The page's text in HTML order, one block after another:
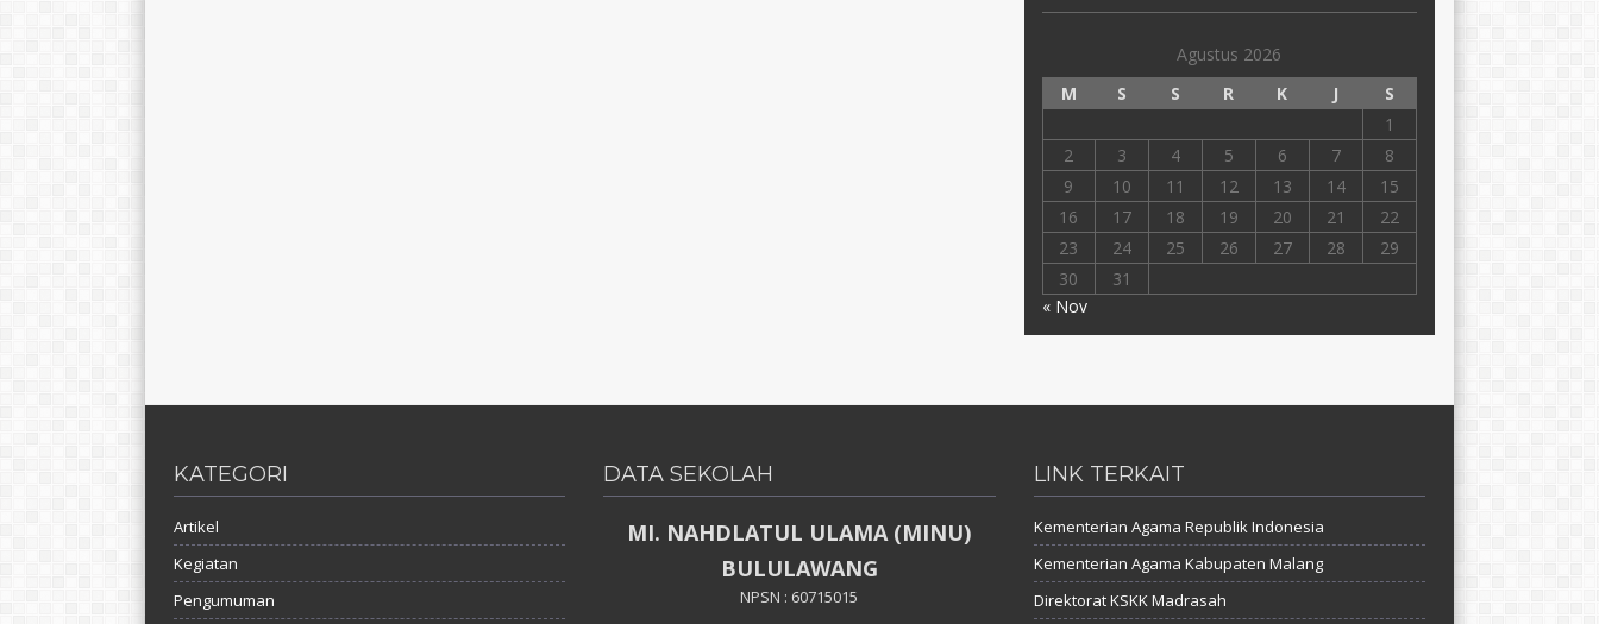
Agustus 2026
M
S S R K J
S
1
2
3 4 5 6 7
8
9
10 11 12 13 14
15
16
17 18 19 20 21
22
23
24 25 26 27 28
29
30
31
« Nov
KATEGORI
Artikel
Kegiatan
Pengumuman
DATA SEKOLAH
MI. NAHDLATUL ULAMA (MINU)
BULULAWANG
NPSN : 60715015
LINK TERKAIT
Kementerian Agama Republik Indonesia
Kementerian Agama Kabupaten Malang
Direktorat KSKK Madrasah